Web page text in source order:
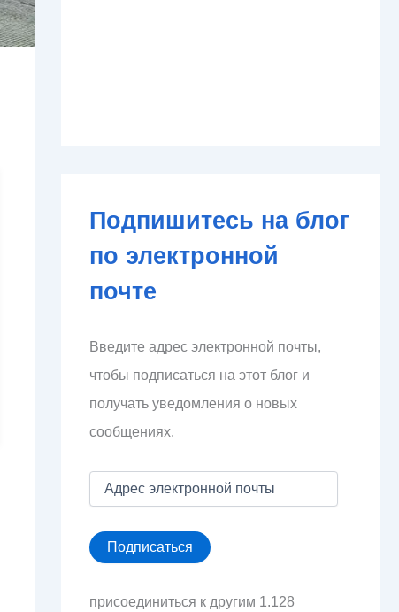
Подпишитесь на блог
по электронной
почте
Введите адрес электронной почты,
чтобы подписаться на этот блог и
получать уведомления о новых
сообщениях.
е
с
е
Подписаться
присоединиться к другим 1.128